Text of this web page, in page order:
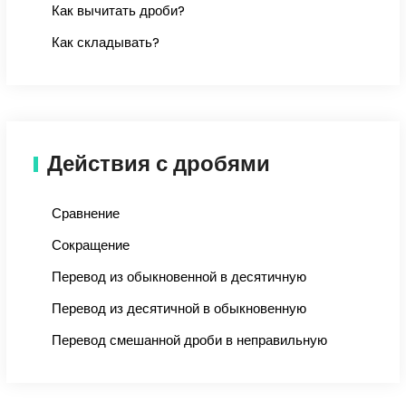
Как вычитать дроби?
Как складывать?
Действия с дробями
Сравнение
Сокращение
Перевод из обыкновенной в десятичную
Перевод из десятичной в обыкновенную
Перевод смешанной дроби в неправильную